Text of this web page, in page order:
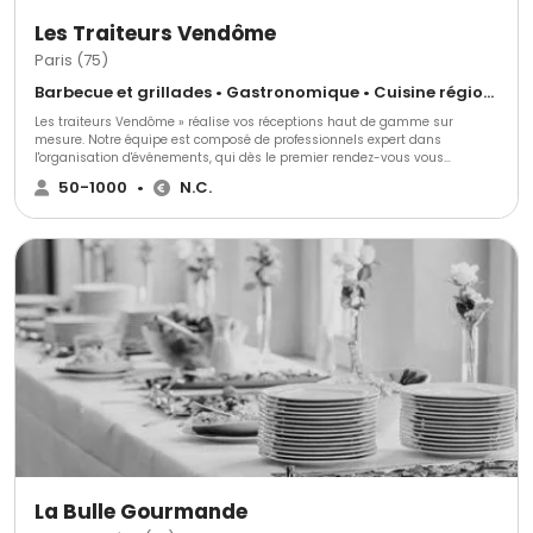
Les Traiteurs Vendôme
Paris (75)
Barbecue et grillades • Gastronomique • Cuisine régionale
Les traiteurs Vendôme » réalise vos réceptions haut de gamme sur
mesure. Notre équipe est composé de professionnels expert dans
l'organisation d'événements, qui dès le premier rendez-vous vous
proposera un suivi sur-mesure et répondra à chacune de vos exigences
jusqu'au jour de votre réception et fera de votre soirée un moment unique?
50-1000 • N.C.
La Bulle Gourmande